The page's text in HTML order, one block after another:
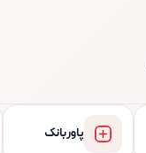
پاور بانک